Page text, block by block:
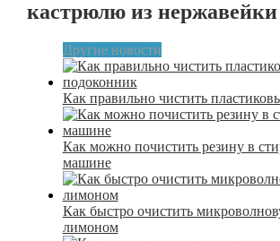
кастрюлю из нержавейки
Другие новости
Как правильно чистить
Как можно почистить резину в
машине
Как быстро очистить
лимоном